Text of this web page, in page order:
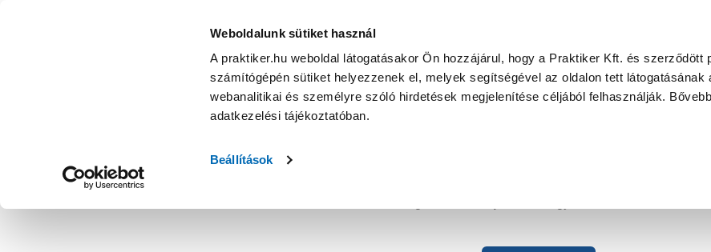
Weboldalunk sütiket használ
A praktiker.hu weboldal látogatásakor Ön hozzájárul, hogy a Praktiker Kft. és szerződött
számítógépén sütiket helyezzenek el, melyek segítségével az oldalon tett látogatásának
webanalitikai és személyre szóló hirdetések megjelenítése céljából felhasználják.
adatkezelési tájékoztatóban.
Beállítások